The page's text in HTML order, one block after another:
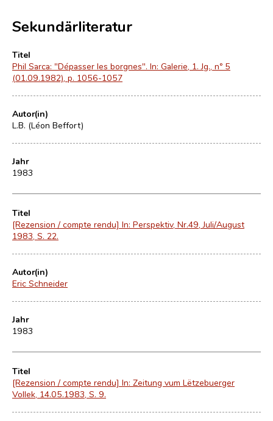
Sekundärliteratur
Titel
Phil Sarca: "Dépasser les borgnes". In: Galerie, 1. Jg., nº 5
(01.09.1982), p. 1056-1057
Autor(in)
L.B. (Léon Beffort)
Jahr
1983
Titel
[Rezension / compte rendu] In: Perspektiv, Nr.49, Juli/August
1983, S. 22.
Autor(in)
Eric Schneider
Jahr
1983
Titel
[Rezension / compte rendu] In: Zeitung vum Lëtzebuerger
Vollek, 14.05.1983, S. 9.